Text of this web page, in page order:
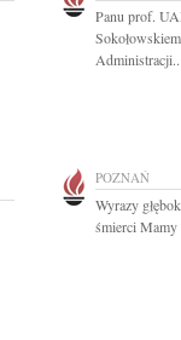
Panu prof.
POZNAŃ
Wyrazy
śmierci Mamy